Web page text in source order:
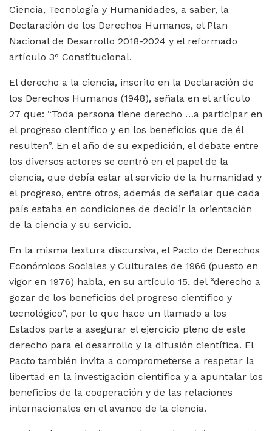
Ciencia, Tecnología y Humanidades, a saber, la
Declaración de los Derechos Humanos, el Plan
Nacional de Desarrollo 2018-2024 y el reformado
artículo 3° Constitucional.
El derecho a la ciencia, inscrito en la Declaración de
los Derechos Humanos (1948), señala en el artículo
27 que: “Toda persona tiene derecho …a participar en
el progreso científico y en los beneficios que de él
resulten”. En el año de su expedición, el debate entre
los diversos actores se centró en el papel de la
ciencia, que debía estar al servicio de la humanidad y
el progreso, entre otros, además de señalar que cada
país estaba en condiciones de decidir la orientación
de la ciencia y su servicio.
En la misma textura discursiva, el Pacto de Derechos
Económicos Sociales y Culturales de 1966 (puesto en
vigor en 1976) habla, en su artículo 15, del “derecho a
gozar de los beneficios del progreso científico y
tecnológico”, por lo que hace un llamado a los
Estados parte a asegurar el ejercicio pleno de este
derecho para el desarrollo y la difusión científica. El
Pacto también invita a comprometerse a respetar la
libertad en la investigación científica y a apuntalar los
beneficios de la cooperación y de las relaciones
internacionales en el avance de la ciencia.